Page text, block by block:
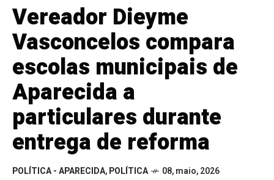
Vereador Dieyme
Vasconcelos compara
escolas municipais de
Aparecida a
particulares durante
entrega de reforma
POLÍTICA - APARECIDA,POLÍTICA 08, maio, 2026